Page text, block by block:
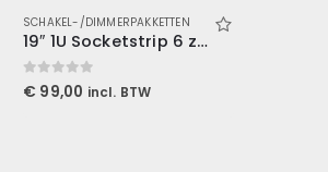
SCHAKEL-/DIMMERPAKKETTEN
19″ 1U Socketstrip 6 zones
0out of 5
€ 99,00 incl. BTW